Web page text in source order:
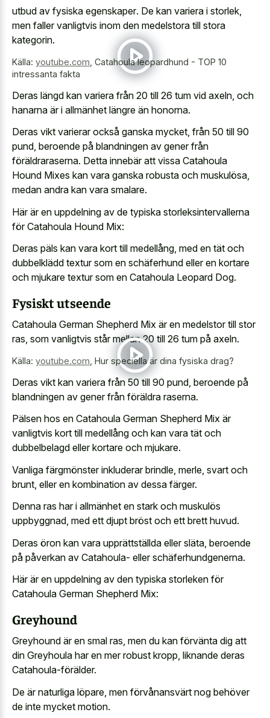
utbud av fysiska egenskaper. De kan variera i storlek,
men faller vanligtvis inom den medelstora till stora
kategorin.
Källa: youtube.com Catahoula leopardhund - TOP 10
intressanta fakta
Deras längd kan variera från 20 till 26 tum vid axeln, och
hanarna är i allmänhet längre än honorna.
Deras vikt varierar också ganska mycket, från 50 till 90
pund, beroende på blandningen av gener från
föräldraraserna. Detta innebär att vissa Catahoula
Hound Mixes kan vara ganska robusta och muskulösa,
medan andra kan vara smalare.
Här är en uppdelning av de typiska storleksintervallerna
för Catahoula Hound Mix:
Deras päls kan vara kort till medellång, med en tät och
dubbelklädd textur som en schäferhund eller en kortare
och mjukare textur som en Catahoula Leopard Dog.
Fysiskt utseende
Catahoula German Shepherd Mix är en medelstor till stor
ras, som vanligtvis står mellan 20 till 26 tum på axeln.
Källa: youtube.com Hur speciella är dina fysiska drag?
Deras vikt kan variera från 50 till 90 pund, beroende på
blandningen av gener från föräldra raserna.
Pälsen hos en Catahoula German Shepherd Mix är
vanligtvis kort till medellång och kan vara tät och
dubbelbelagd eller kortare och mjukare.
Vanliga färgmönster inkluderar brindle, merle, svart och
brunt, eller en kombination av dessa färger.
Denna ras har i allmänhet en stark och muskulös
uppbyggnad, med ett djupt bröst och ett brett huvud.
Deras öron kan vara upprättställda eller släta, beroende
på påverkan av Catahoula- eller schäferhundgenerna.
Här är en uppdelning av den typiska storleken för
Catahoula German Shepherd Mix:
Greyhound
Greyhound är en smal ras, men du kan förvänta dig att
din Greyhoula har en mer robust kropp, liknande deras
Catahoula-förälder.
De är naturliga löpare, men förvånansvärt nog behöver
de inte mycket motion.